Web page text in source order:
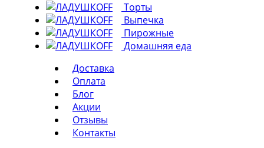
Торты
Выпечка
Пирожные
Домашняя еда
Доставка
Оплата
Блог
Акции
Отзывы
Контакты